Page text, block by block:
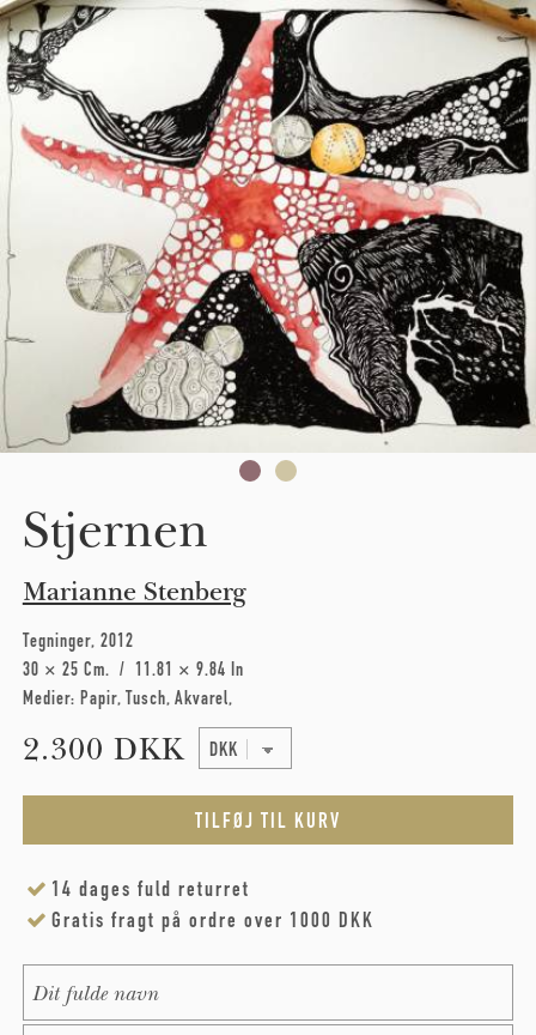
Skip to main content
Stjernen
Marianne Stenberg
Tegninger 2012
30 × 25 Cm
11.81 × 9.84 In
Medier: Papir Tusch Akvarel
2.300 DKK
14 dages fuld returret
Gratis fragt på ordre over 1000 DKK